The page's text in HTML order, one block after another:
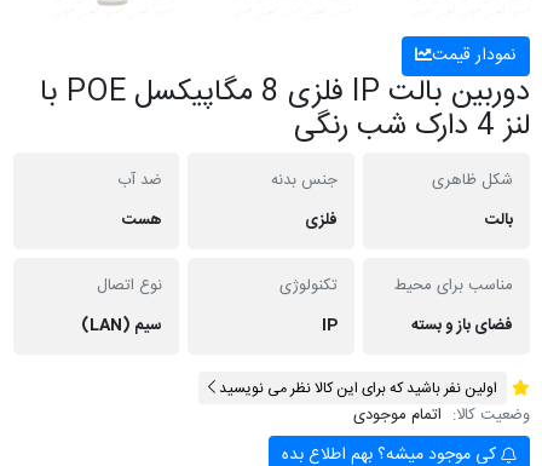
نمودار قیمت
دوربین بالت IP فلزی 8 مگاپیکسل POE با
لنز 4 دارک شب رنگی
شکل ظاهری
بالت
جنس بدنه
فلزی
ضد آب
هست
مناسب برای محیط
فضای باز و بسته
تکنولوژی
IP
نوع اتصال
سیم (LAN)
اولین نفر باشید که برای این کالا نظر می نویسید
وضعیت کالا: اتمام موجودی
کی موجود میشه؟ بهم اطلاع بده